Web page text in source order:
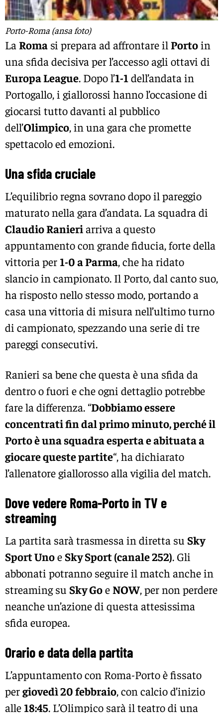
Porto-Roma (ansa foto)
La Roma si prepara ad affrontare il Portoin
una sfida decisiva per l’accesso agli ottavi di
Europa League. Dopo l’1-1dell’andata in
Portogallo, i giallorossi hanno l’occasione di
giocarsi tutto davanti al pubblico
dell’Olimpico, in una gara che promette
spettacolo ed emozioni.
Una sfida cruciale
L’equilibrio regna sovrano dopo il pareggio
maturato nella gara d’andata. La squadra di
Claudio Ranieriarriva a questo
appuntamento con grande fiducia, forte della
vittoria per 1-0 a Parma, che ha ridato
slancio in campionato. Il Porto, dal canto suo,
ha risposto nello stesso modo, portando a
casa una vittoria di misura nell’ultimo turno
di campionato, spezzando una serie di tre
pareggi consecutivi.
Ranieri sa bene che questa è una sfida da
dentro o fuori e che ogni dettaglio potrebbe
fare la differenza. “Dobbiamo essere
concentrati fin dal primo minuto, perché il
Porto è una squadra esperta e abituata a
giocare queste partite“, ha dichiarato
l’allenatore giallorosso alla vigilia del match.
Dove vedere Roma-Porto in TV e
streaming
La partita sarà trasmessa in diretta su Sky
Sport Unoe Sky Sport (canale 252). Gli
abbonati potranno seguire il match anche in
streaming su Sky Goe NOW, per non perdere
neanche un’azione di questa attesissima
sfida europea.
Orario e data della partita
L’appuntamento con Roma-Porto è fissato
pergiovedì 20 febbraio, con calcio d’inizio
alle 18:45. L’Olimpico sarà il teatro di una